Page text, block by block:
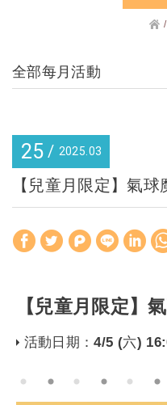
全部每月活動
25 03
2025
【兒童月限定】氣
【兒童月限定】
活動日期：4/5 (六)